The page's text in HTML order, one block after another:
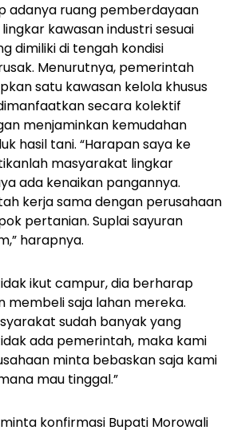
adanya ruang pemberdayaan
kawasan industri sesuai
dimiliki di tengah kondisi
Menurutnya, pemerintah
satu kawasan kelola khusus
secara kolektif
menjaminkan kemudahan
hasil tani. “Harapan saya ke
masyarakat lingkar
ada kenaikan pangannya.
kerja sama dengan perusahaan
pertanian. Suplai sayuran
harapnya.
ikut campur, dia berharap
membeli saja lahan mereka.
sudah banyak yang
ada pemerintah, maka kami
minta bebaskan saja kami
mau tinggal.”
konfirmasi Bupati Morowali